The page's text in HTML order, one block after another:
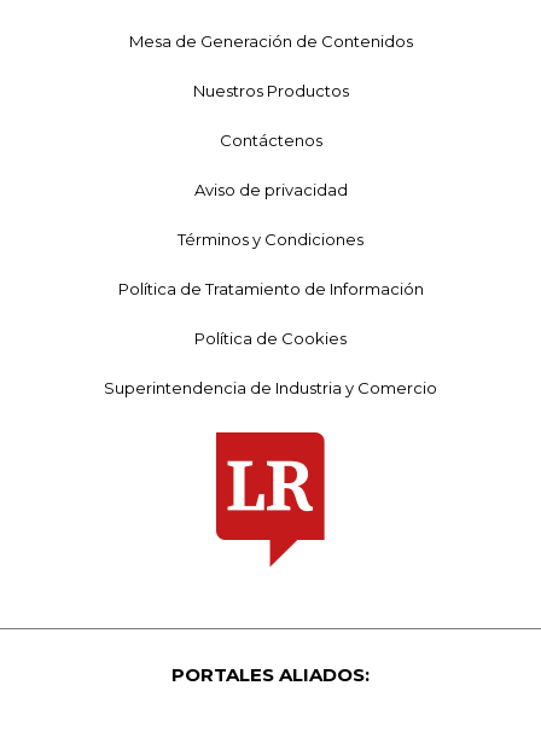
Mesa de Generación de Contenidos
Nuestros Productos
Contáctenos
Aviso de privacidad
Términos y Condiciones
Política de Tratamiento de Información
Política de Cookies
Superintendencia de Industria y Comercio
PORTALES ALIADOS: